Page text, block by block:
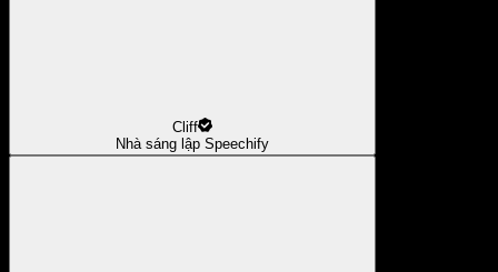
Cliff
Nhà sáng lập Speechify